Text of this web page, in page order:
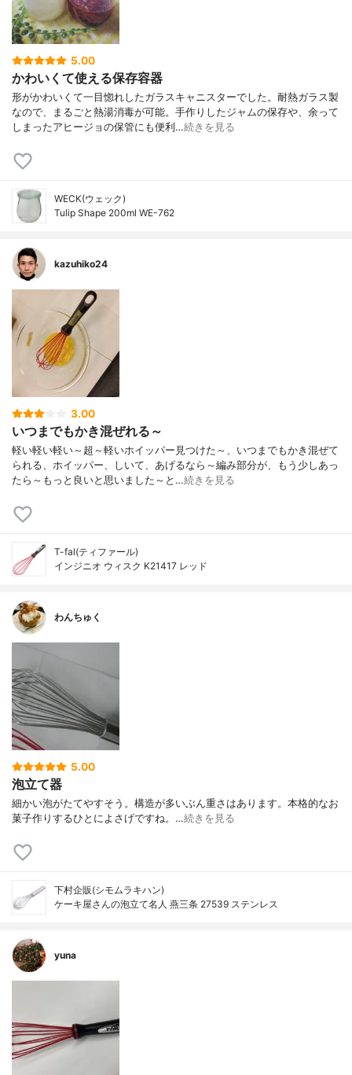
5.00
かわいくて使える保存容器
形がかわいくて一目惚れしたガラスキャニスターでした。耐熱ガラス製
なので、まるごと熱湯消毒が可能。手作りしたジャムの保存や、余って
しまったアヒージョの保管にも便利…続きを見る
WECK(ウェック)
Tulip Shape 200ml WE-762
kazuhiko24
3.00
いつまでもかき混ぜれる～
軽い軽い軽い～超～軽いホイッパー見つけた～、いつまでもかき混ぜて
られる、ホイッパー、しいて、あげるなら～編み部分が、もう少しあっ
たら～もっと良いと思いました～と…続きを見る
T-fal(ティファール)
インジニオ ウィスク K21417 レッド
わんちゅく
5.00
泡立て器
細かい泡がたてやすそう。構造が多いぶん重さはあります。本格的なお
菓子作りするひとによさげですね。…続きを見る
下村企販(シモムラキハン)
ケーキ屋さんの泡立て名人 燕三条 27539 ステンレス
yuna